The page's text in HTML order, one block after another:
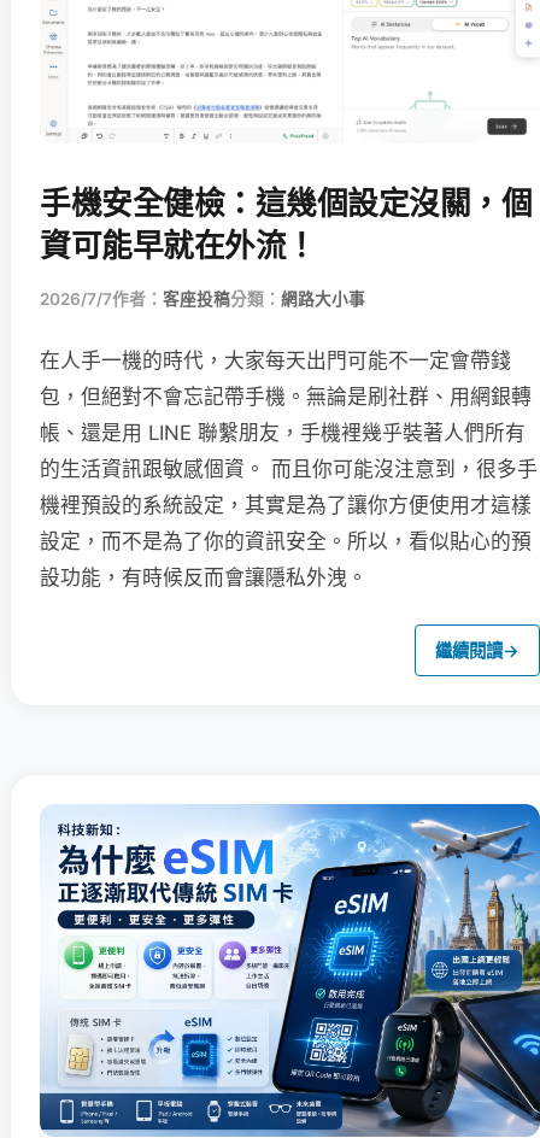
手機安全健檢：這幾個設定沒關，個
資可能早就在外流！
2026/7/7作者： 客座投稿分類： 網路大小事
在人手一機的時代，大家每天出門可能不一定會帶錢
包，但絕對不會忘記帶手機。無論是刷社群、用網銀轉
帳、還是用 LINE 聯繫朋友，手機裡幾乎裝著人們所有
的生活資訊跟敏感個資。 而且你可能沒注意到，很多手
機裡預設的系統設定，其實是為了讓你方便使用才這樣
設定，而不是為了你的資訊安全。所以，看似貼心的預
設功能，有時候反而會讓隱私外洩。
繼續閱讀→